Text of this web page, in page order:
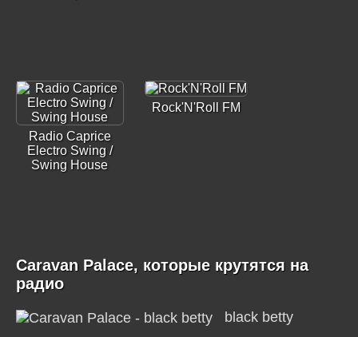
Radio Caprice
Electro Swing /
Swing House
Rock'N'Roll FM
Caravan Palace, которые крутятся на
радио
black betty